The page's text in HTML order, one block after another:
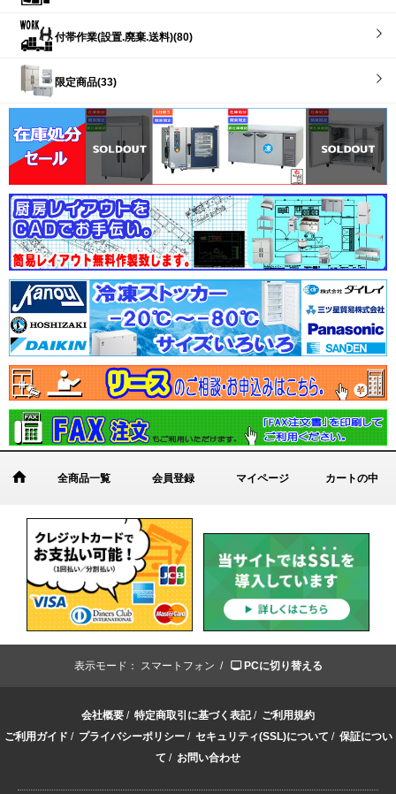
付帯作業(設置.廃棄.送料)(80)
限定商品(33)
全商品一覧 会員登録 マイページ カートの中
表示モード： スマートフォン / PCに切り替える
会社概要 / 特定商取引に基づく表記/ ご利用規約
ご利用ガイド / プライバシーポリシー/ セキュリティ(SSL)について / 保証につい
て / お問い合わせ